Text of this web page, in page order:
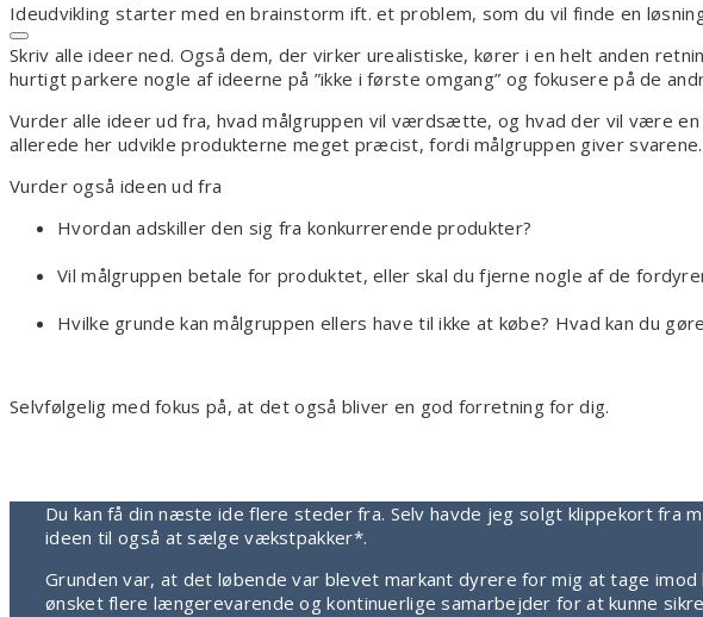
Ideudvikling starter med en brainstorm ift. et problem, som du vil finde en
Skriv alle ideer ned. Også dem, der virker urealistiske, kører i en helt anden
hurtigt parkere nogle af ideerne på ”ikke i første omgang” og fokusere på de
Vurder alle ideer ud fra, hvad målgruppen vil værdsætte, og hvad der vil være
allerede her udvikle produkterne meget præcist, fordi målgruppen giver svarene.
Vurder også ideen ud fra
Hvordan adskiller den sig fra konkurrerende produkter?
Vil målgruppen betale for produktet, eller skal du fjerne nogle af de
Hvilke grunde kan målgruppen ellers have til ikke at købe? Hvad kan du
Selvfølgelig med fokus på, at det også bliver en god forretning for dig.
Du kan få din næste ide flere steder fra. Selv havde jeg solgt klippekort fra
ideen til også at sælge vækstpakker*.
Grunden var, at det løbende var blevet markant dyrere for mig at tage
ønsket flere længerevarende og kontinuerlige samarbejder for at kunne